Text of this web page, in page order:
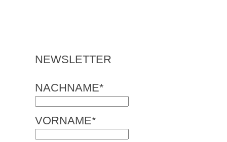
NEWSLETTER
NACHNAME*
VORNAME*